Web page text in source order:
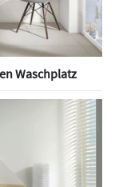
Waschplatz